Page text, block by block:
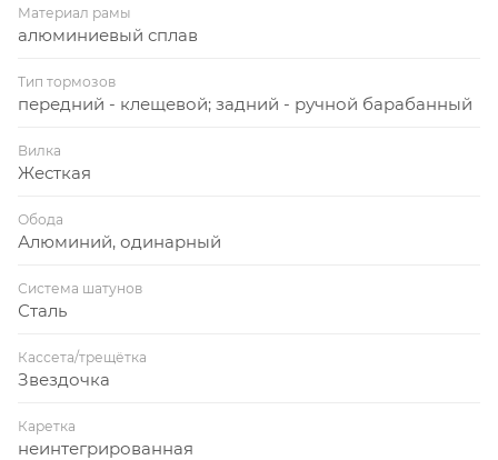
Материал рамы
алюминиевый сплав
Тип тормозов
передний - клещевой; задний - ручной барабанный
Вилка
Жесткая
Обода
Алюминий, одинарный
Система шатунов
Сталь
Кассета/трещётка
Звездочка
Каретка
неинтегрированная